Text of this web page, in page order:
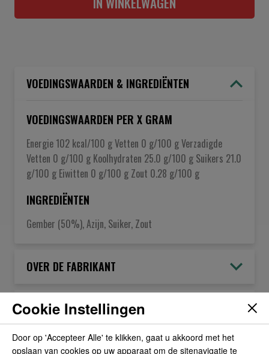
VOEDINGSWAARDEN & INGREDIËNTEN
VOEDINGSWAARDEN PER X GRAM
Energie 102 kcal/100 g Vetten 0 g/100 g Verzadigde
Vetten 0 g/100 g Koolhydraten 25.0 g/100 g Suikers 21.0
g/100 g Eiwitten 0 g/100 g Zout 0.28 g/100 g
INGREDIËNTEN
Gember (50%), Azijn, Suiker, Zout
OVER DE FABRIKANT
ALLERGIEËN
OVERIGE INFORMATIE
Cookie Instellingen
Door op 'Accepteer Alle' te klikken, gaat u akkoord met het
opslaan van cookies op uw apparaat om de sitenavigatie te